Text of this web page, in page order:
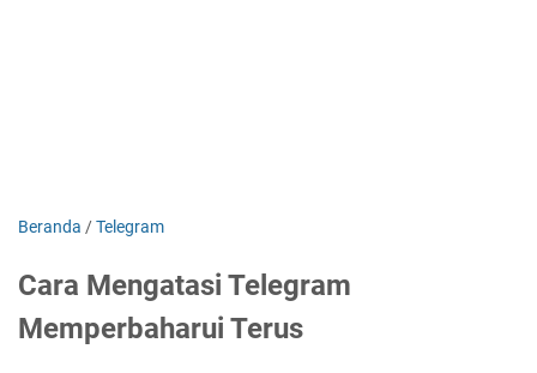
Beranda /Telegram
Cara Mengatasi Telegram
Memperbaharui Terus